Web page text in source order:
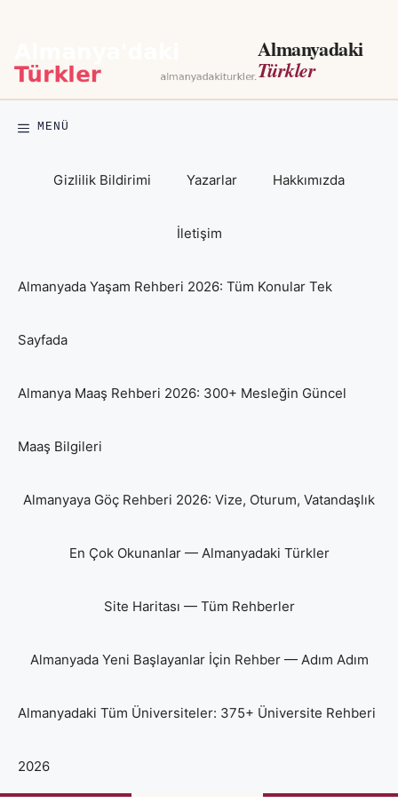
Almanyadaki
Türkler
MENÜ
Gizlilik Bildirimi Yazarlar Hakkımızda
İletişim
Almanyada Yaşam Rehberi 2026: Tüm Konular Tek
Sayfada
Almanya Maaş Rehberi 2026: 300+ Mesleğin Güncel
Maaş Bilgileri
Almanyaya Göç Rehberi 2026: Vize, Oturum, Vatandaşlık
En Çok Okunanlar — Almanyadaki Türkler
Site Haritası — Tüm Rehberler
Almanyada Yeni Başlayanlar İçin Rehber — Adım Adım
Almanyadaki Tüm Üniversiteler: 375+ Üniversite Rehberi
2026